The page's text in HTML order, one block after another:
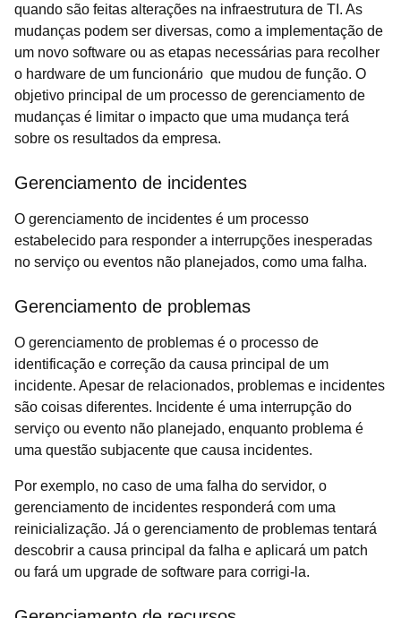
quando são feitas alterações na infraestrutura de TI. As
mudanças podem ser diversas, como a implementação de
um novo software ou as etapas necessárias para recolher
o hardware de um funcionário que mudou de função. O
objetivo principal de um processo de gerenciamento de
mudanças é limitar o impacto que uma mudança terá
sobre os resultados da empresa.
Gerenciamento de incidentes
O gerenciamento de incidentes é um processo
estabelecido para responder a interrupções inesperadas
no serviço ou eventos não planejados, como uma falha.
Gerenciamento de problemas
O gerenciamento de problemas é o processo de
identificação e correção da causa principal de um
incidente. Apesar de relacionados, problemas e incidentes
são coisas diferentes. Incidente é uma interrupção do
serviço ou evento não planejado, enquanto problema é
uma questão subjacente que causa incidentes.
Por exemplo, no caso de uma falha do servidor, o
gerenciamento de incidentes responderá com uma
reinicialização. Já o gerenciamento de problemas tentará
descobrir a causa principal da falha e aplicará um patch
ou fará um upgrade de software para corrigi-la.